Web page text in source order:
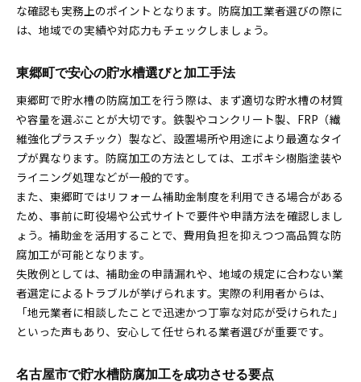
初心者が注意すべき貯水槽防腐加工の実務
東郷町・名古屋市での貯水槽施工の注意事項
地域に根ざした貯水槽メンテナンス実践方法を解説
貯水槽の定期メンテナンスで防腐効果を最大化
地域密着型の貯水槽管理と防腐加工の要点
信頼できる貯水槽メンテナンス業者の選び方
東郷製作所など地元企業の貯水槽支援活用法
貯水槽メンテナンスで長寿命化を実現する方法
知っておきたい貯水槽防腐加工の最新ノウハウ
貯水槽防腐加工の最新技術と選定ポイント
昭栄工業などの実績が示す防腐加工のコツ
愛知県の有名メーカーが提案する防腐加工法
コイルセンターを活用した貯水槽保全術
貯水槽防腐加工に役立つ最新資材と選び方
な確認も実務上のポイントとなります。防腐加工業者選びの際に
は、地域での実績や対応力もチェックしましょう。
東郷町で安心の貯水槽選びと加工手法
東郷町で貯水槽の防腐加工を行う際は、まず適切な貯水槽の材質
や容量を選ぶことが大切です。鉄製やコンクリート製、FRP（繊
維強化プラスチック）製など、設置場所や用途により最適なタイ
プが異なります。防腐加工の方法としては、エポキシ樹脂塗装や
ライニング処理などが一般的です。
また、東郷町ではリフォーム補助金制度を利用できる場合がある
ため、事前に町役場や公式サイトで要件や申請方法を確認しまし
ょう。補助金を活用することで、費用負担を抑えつつ高品質な防
腐加工が可能となります。
失敗例としては、補助金の申請漏れや、地域の規定に合わない業
者選定によるトラブルが挙げられます。実際の利用者からは、
「地元業者に相談したことで迅速かつ丁寧な対応が受けられた」
といった声もあり、安心して任せられる業者選びが重要です。
名古屋市で貯水槽防腐加工を成功させる要点